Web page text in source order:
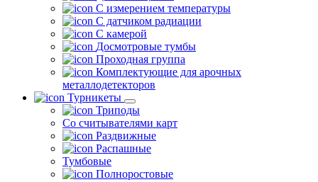
С измерением температуры
С датчиком радиации
С камерой
Досмотровые тумбы
Проходная группа
Комплектующие для арочных
металлодетекторов
Турникеты
Триподы
Со считывателями карт
Раздвижные
Распашные
Тумбовые
Полноростовые